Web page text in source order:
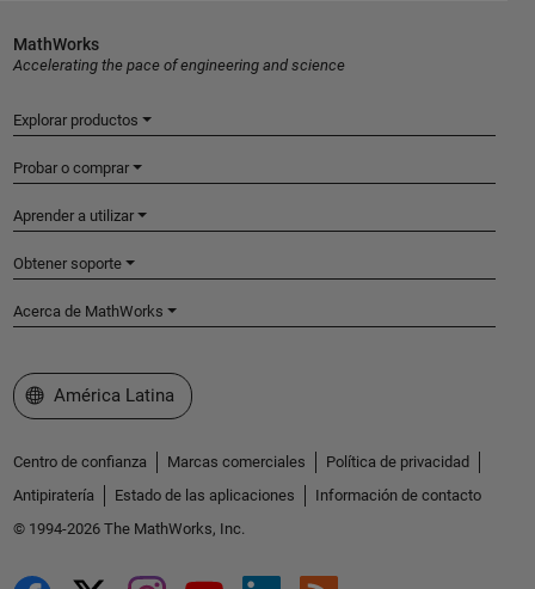
MathWorks
Accelerating the pace of engineering and science
Explorar productos
Probar o comprar
Aprender a utilizar
Obtener soporte
Acerca de MathWorks
Seleccione un país/idioma
América Latina
Centro de confianza Marcas comerciales
Política de privacidad
Antipiratería
Estado de las aplicaciones
Información de contacto
© 1994-2026 The MathWorks, Inc.